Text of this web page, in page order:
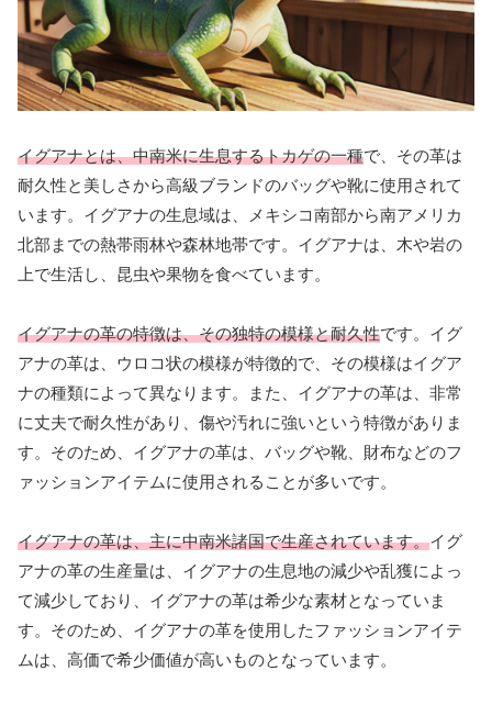
イグアナとは、中南米に生息するトカゲの一種で、その革は
耐久性と美しさから高級ブランドのバッグや靴に使用されて
います。イグアナの生息域は、メキシコ南部から南アメリカ
北部までの熱帯雨林や森林地帯です。イグアナは、木や岩の
上で生活し、昆虫や果物を食べています。
イグアナの革の特徴は、その独特の模様と耐久性です。イグ
アナの革は、ウロコ状の模様が特徴的で、その模様はイグア
ナの種類によって異なります。また、イグアナの革は、非常
に丈夫で耐久性があり、傷や汚れに強いという特徴がありま
す。そのため、イグアナの革は、バッグや靴、財布などのフ
ァッションアイテムに使用されることが多いです。
イグアナの革は、主に中南米諸国で生産されています。イグ
アナの革の生産量は、イグアナの生息地の減少や乱獲によっ
て減少しており、イグアナの革は希少な素材となっていま
す。そのため、イグアナの革を使用したファッションアイテ
ムは、高価で希少価値が高いものとなっています。